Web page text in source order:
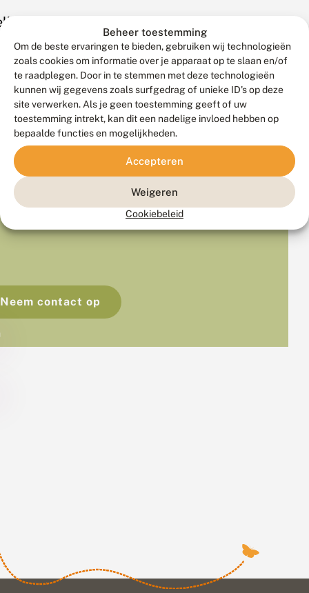
Beheer toestemming
Om de beste ervaringen te bieden, gebruiken wij technologieën
zoals cookies om informatie over je apparaat op te slaan en/of
te raadplegen. Door in te stemmen met deze technologieën
kunnen wij gegevens zoals surfgedrag of unieke ID's op deze
site verwerken. Als je geen toestemming geeft of uw
toestemming intrekt, kan dit een nadelige invloed hebben op
bepaalde functies en mogelijkheden.
Accepteren
Weigeren
Cookiebeleid
Neem contact op